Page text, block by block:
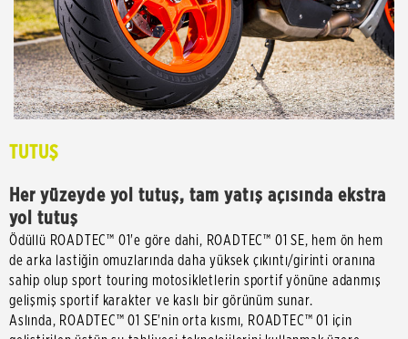
TUTUŞ
Her yüzeyde yol tutuş, tam yatış açısında ekstra
yol tutuş
Ödüllü ROADTEC™ 01'e göre dahi, ROADTEC™ 01 SE, hem ön hem
de arka lastiğin omuzlarında daha yüksek çıkıntı/girinti oranına
sahip olup sport touring motosikletlerin sportif yönüne adanmış
gelişmiş sportif karakter ve kaslı bir görünüm sunar.
Aslında, ROADTEC™ 01 SE'nin orta kısmı, ROADTEC™ 01 için